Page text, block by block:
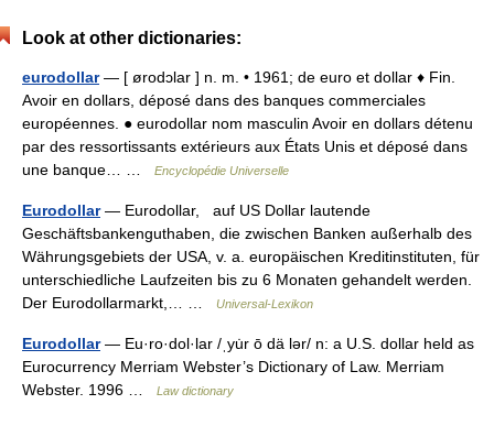
Look at other dictionaries:
eurodollar— [ ørodɔlar ] n. m. • 1961; de euro et dollar ♦ Fin.
Avoir en dollars, déposé dans des banques commerciales
européennes. ● eurodollar nom masculin Avoir en dollars détenu
par des ressortissants extérieurs aux États Unis et déposé dans
une banque… …
Encyclopédie Universelle
Eurodollar— Eurodollar, auf US Dollar lautende
Geschäftsbankenguthaben, die zwischen Banken außerhalb des
Währungsgebiets der USA, v. a. europäischen Kreditinstituten, für
unterschiedliche Laufzeiten bis zu 6 Monaten gehandelt werden.
Der Eurodollarmarkt,… …
Universal-Lexikon
Eurodollar— Eu·ro·dol·lar /ˌyu̇r ō dä lər/ n: a U.S. dollar held as
Eurocurrency Merriam Webster’s Dictionary of Law. Merriam
Webster. 1996 …
Law dictionary